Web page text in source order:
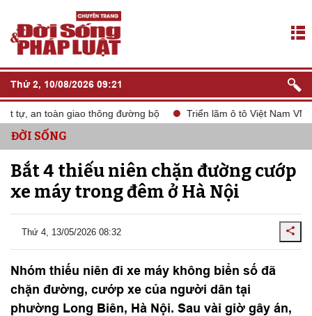
Thứ 2, 10/08/2026 09:21
an toàn giao thông đường bộ Triển lãm ô tô Việt Nam VMS
ĐỜI SỐNG
Bắt 4 thiếu niên chặn đường cướp
xe máy trong đêm ở Hà Nội
Thứ 4, 13/05/2026 08:32
Nhóm thiếu niên đi xe máy không biển số đã
chặn đường, cướp xe của người dân tại
phường Long Biên, Hà Nội. Sau vài giờ gây án,